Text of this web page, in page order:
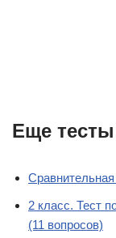
Еще
Сравнительная
2 класс. Тест
(11 вопросов)